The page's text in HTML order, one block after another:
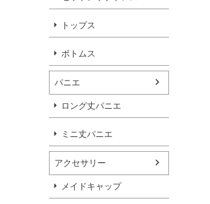
トップス
ボトムス
パニエ
ロング丈パニエ
ミニ丈パニエ
アクセサリー
メイドキャップ